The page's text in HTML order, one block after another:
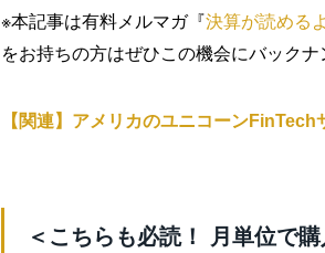
※本記事は有料メルマガ『決算が読める
をお持ちの方はぜひこの機会にバックナ
【関連】アメリカのユニコーン
＜こちらも必読！ 月単位で